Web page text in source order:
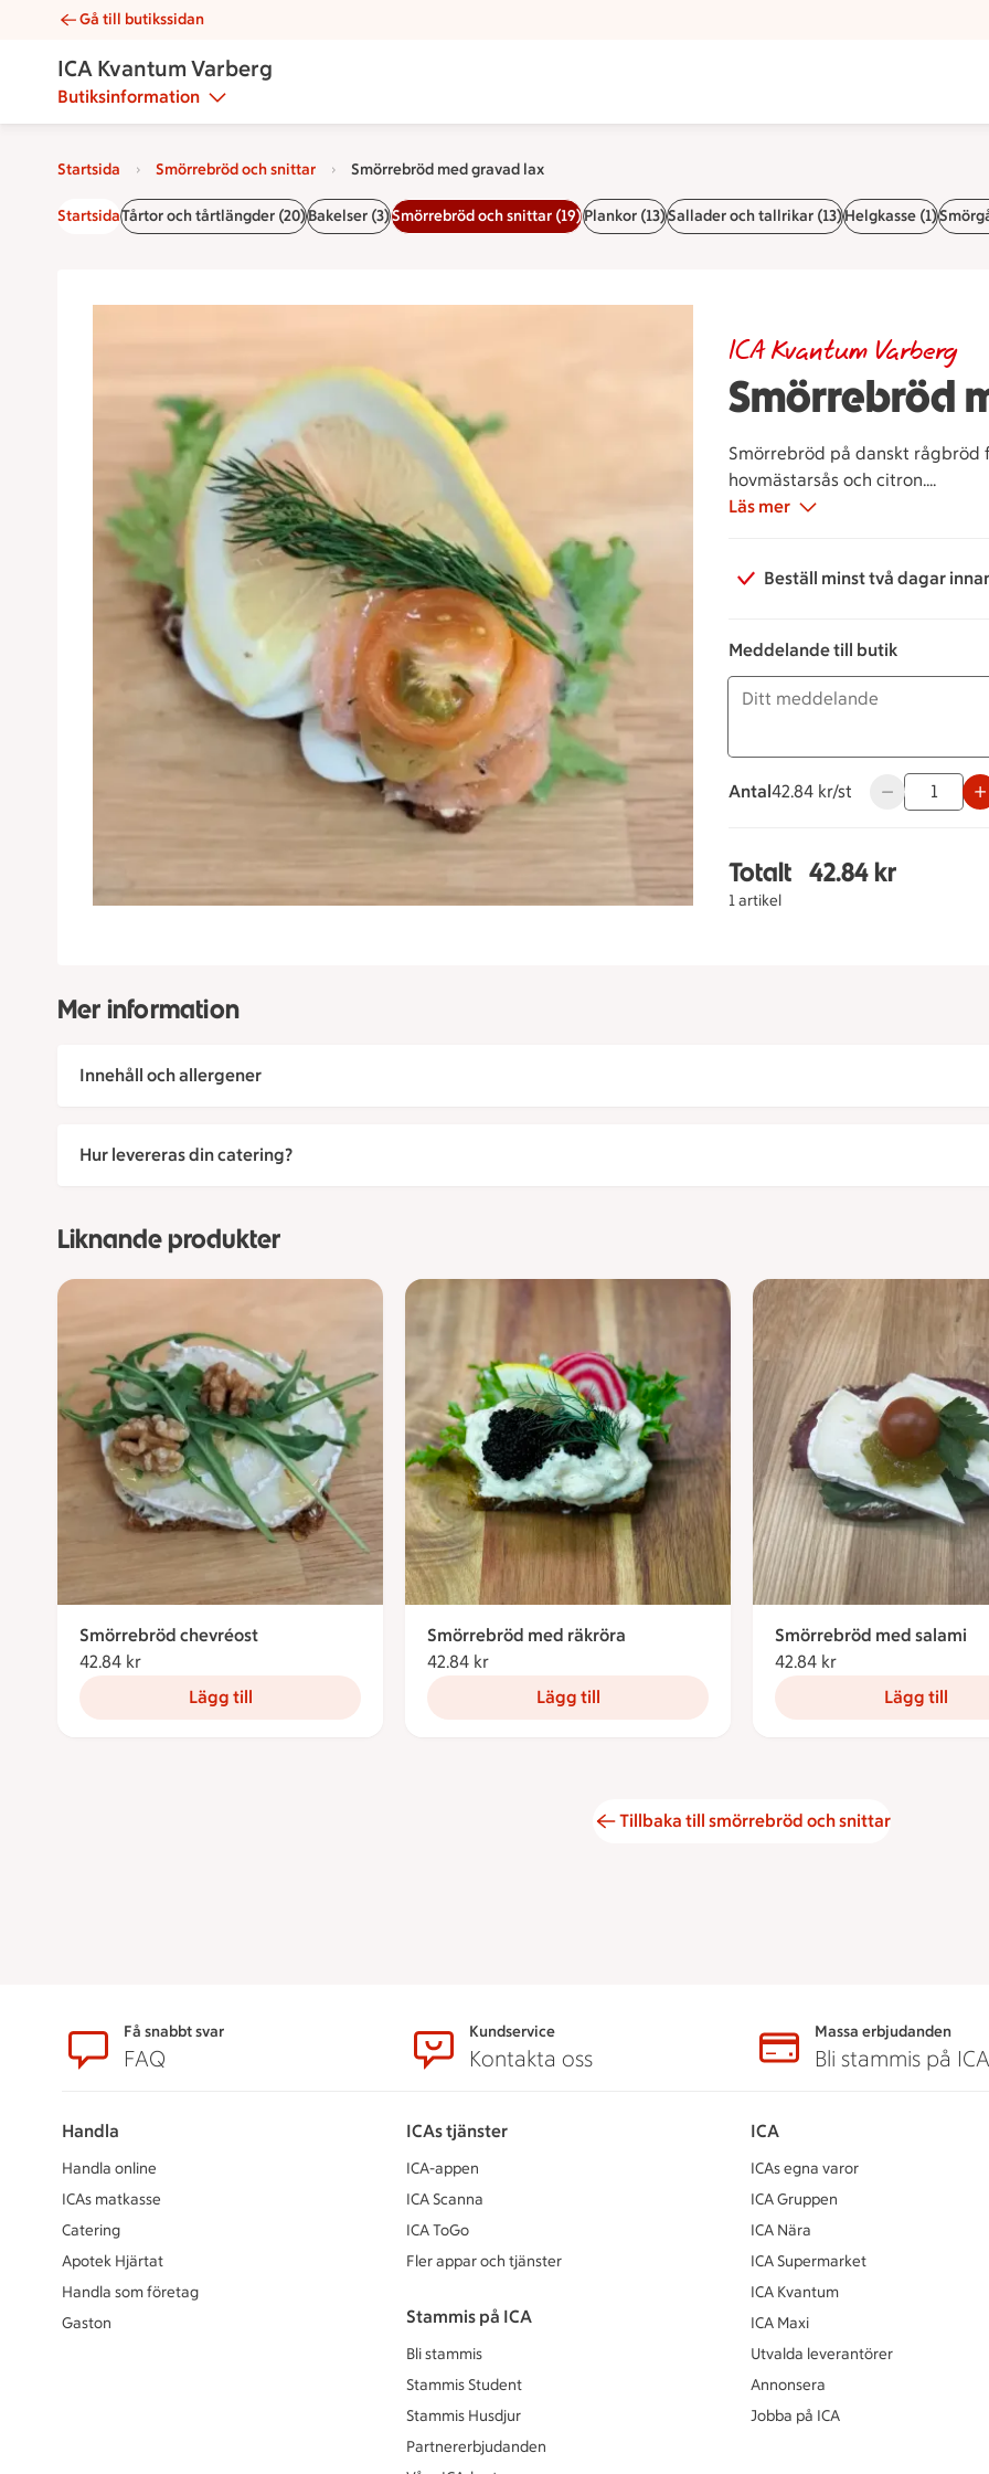
Smörrebröd med gravad lax | Catering ICA Kvantum Varberg
Gå till butikssidan
ICA Kvantum Varberg
Butiksinformation
Startsida Smörrebröd och snittar Smörrebröd med gravad lax
StartsidaTårtor och tårtlängder (20)Bakelser (3)Smörrebröd och snittar (19)Plankor (13)Sallader och tallrikar (13)Helgkasse (1)
Smörrebröd
ICA Kvantum Varberg
Smörrebröd på danskt rågbröd
hovmästarsås och citron.
Läs mer
Beställ minst två dagar
Meddelande till butik
Antal
42.84 kronor styck
42.84 kr/st Använd
Totalt
1 artikel
Totalt 1 stycken
42.84 kr
Mer information
Innehåll och allergener
Hur levereras din catering?
Liknande produkter
Smörrebröd chevréost
42.84 kr
Lägg till
Smörrebröd med räkröra
42.84 kr
Lägg till
Smörrebröd med salami
42.84 kr
Lägg till
Tillbaka till smörrebröd och snittar
SidfotFå snabbt svar
FAQ
Kundservice
Kontakta oss
Massa erbjudanden
Bli stammis på ICA
Handla
Handla online
ICAs matkasse
Catering
Apotek Hjärtat
Handla som företag
Gaston
ICAs tjänster
ICA-appen
ICA Scanna
ICA ToGo
Fler appar och tjänster
Stammis på ICA
Bli stammis
Stammis Student
Stammis Husdjur
Partnererbjudanden
ICA
ICAs egna varor
ICA Gruppen
ICA Nära
ICA Supermarket
ICA Kvantum
ICA Maxi
Utvalda leverantörer
Annonsera
Jobba på ICA